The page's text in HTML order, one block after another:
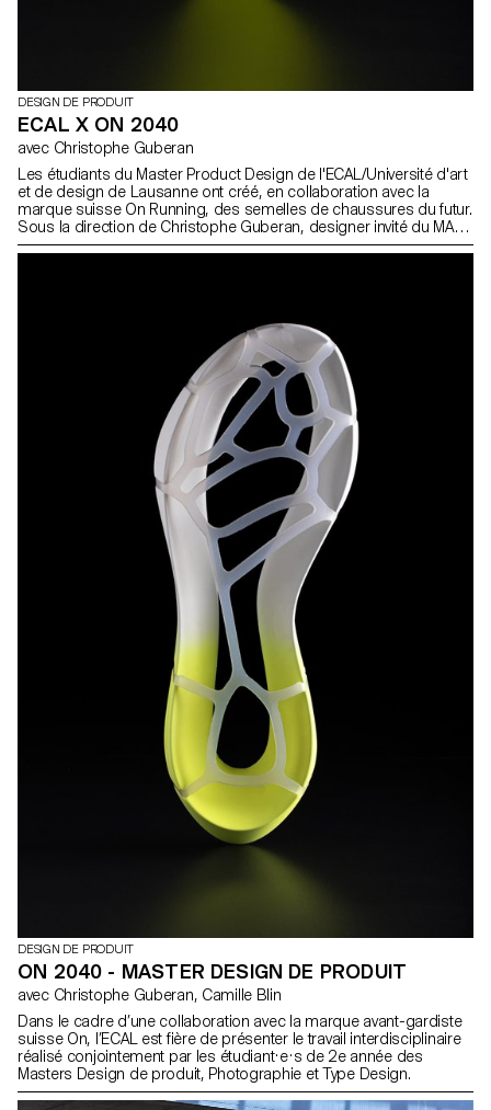
DESIGN DE PRODUIT
ECAL X ON 2040
avec Christophe Guberan
Les étudiants du Master Product Design de l'ECAL/Université d'art
et de design de Lausanne ont créé, en collaboration avec la
marque suisse On Running, des semelles de chaussures du futur.
Sous la direction de Christophe Guberan, designer invité du MA
Product Design et avec le soutien de Thilo Alex Brunner,
contextualisation d'aspects courants du monde actuel, le tout
dans une optique de performance future. Un certain nombre de
conceptions ont été développées en prototypes élaborés et
exposés au nouveau siège de On à Zurich, en collaboration avec
les travaux d'autres étudiants du MA de l'ECAL en photographie et
en conception de caractères. Les concepts développés
comprennent ; Par Clemens Neureiter : REIMAGINER LA PLAQUE
DE CARBONE POUR LES CHAUSSURES DE COURSE A PIED
Poussant l'expression d'une semelle de chaussure à ses limites,
cette semelle en fibre de carbone joue avec l'élasticité et la
résistance de ce matériau hautement technique pour créer un
bon amorti et minimiser à la fois l'utilisation du matériau et le
DESIGN DE PRODUIT
ON 2040 - MASTER DESIGN DE PRODUIT
avec Christophe Guberan, Camille Blin
Dans le cadre d’une collaboration avec la marque avant-gardiste
suisse On, l’ECAL est fière de présenter le travail interdisciplinaire
réalisé conjointement par les étudiant·e·s de 2e année des
Masters Design de produit, Photographie et Type Design.